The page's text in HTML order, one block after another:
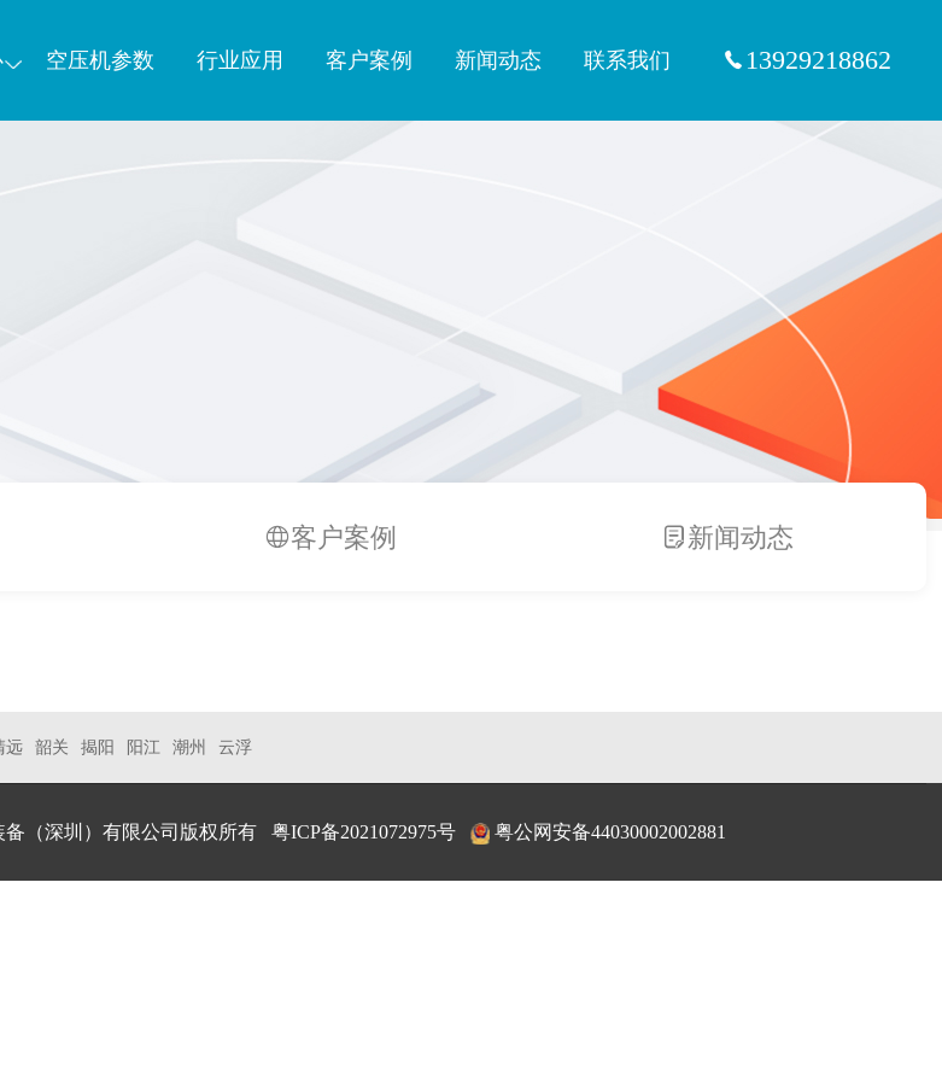
空压机参数 行业应用 客户案例 新闻动态 联系我们 13929218862
客户案例 新闻动态
远 韶关 揭阳 阳江 潮州 云浮
备（深圳）有限公司版权所有 粤ICP备2021072975号 粤公网安备44030002002881